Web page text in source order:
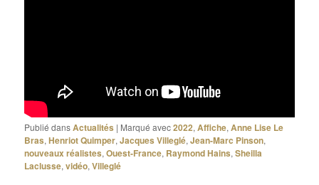
Publié dansActualités | Marqué avec2022,Affiche,Anne Lise Le
Bras,Henriot Quimper,Jacques Villeglé,Jean-Marc Pinson,
nouveaux réalistes,Ouest-France, Raymond Hains,Sheilla
Laclusse,vidéo,Villeglé